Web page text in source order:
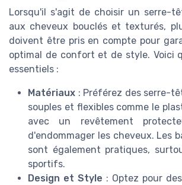
Lorsqu'il s'agit de choisir un serre-
aux cheveux bouclés et texturés,
doivent être pris en compte pour
optimal de confort et de style. Voici
essentiels :
Matériaux : Préférez des serre-
souples et flexibles comme le
avec un revêtement
d'endommager les cheveux. Les
sont également pratiques,
sportifs.
Design et Style : Optez pour